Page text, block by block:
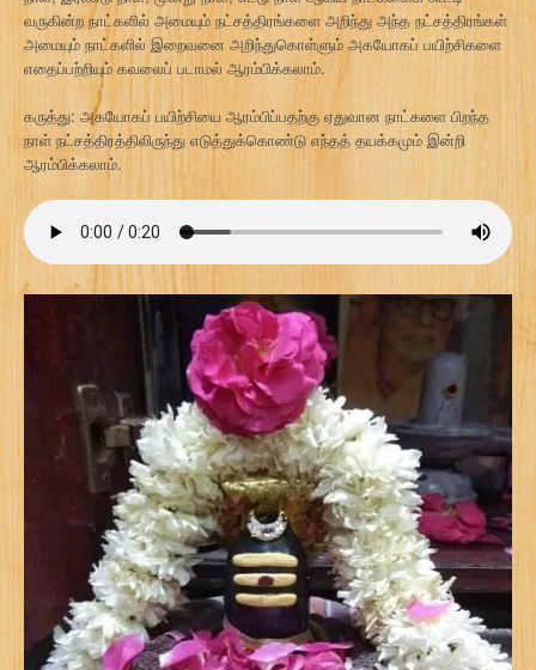
வருகின்ற நாட்களில் அமையும் நட்சத்திரங்களை அறிந்து அந்த நட்சத்திரங்கள்
அமையும் நாட்களில் இறைவனை அறிந்துகொள்ளும் அகயோகப் பயிற்சிகளை
எதைப்பற்றியும் கவலைப் படாமல் ஆரம்பிக்கலாம்.
கருத்து: அகயோகப் பயிற்சியை ஆரம்பிப்பதற்கு ஏதுவான நாட்களை பிறந்த
நாள் நட்சத்திரத்திலிருந்து எடுத்துக்கொண்டு எந்தத் தயக்கமும் இன்றி
ஆரம்பிக்கலாம்.